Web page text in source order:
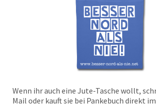
Wenn ihr auch eine Jute-Tasche wollt,
Mail oder kauft sie bei Pankebuch direkt